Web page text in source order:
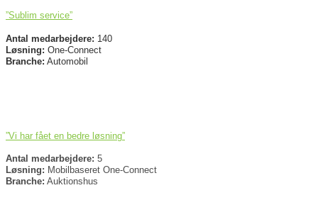
”Sublim service”
Antal medarbejdere: 140
Løsning: One-Connect
Branche: Automobil
”Vi har fået en bedre løsning”
Antal medarbejdere: 5
Løsning: Mobilbaseret One-Connect
Branche: Auktionshus